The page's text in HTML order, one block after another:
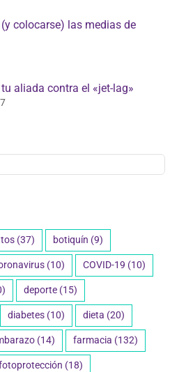
colocarse) las medias de
aliada contra el «jet-lag»
(37) botiquín (9)
(10) COVID-19 (10)
deporte (15)
diabetes (10) dieta (20)
(14) farmacia (132)
(18)